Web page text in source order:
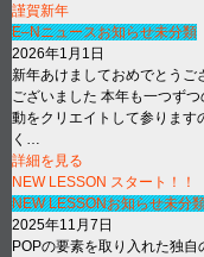
謹賀新年
E–Nニュースお知らせ未分類
2026年1月1日
新年あけましておめでとう
ございました 本年も一つず
動をクリエイトして参りま
く…
詳細を見る
NEW LESSON スタート！！
NEW LESSONお知らせ未分
2025年11月7日
POPの要素を取り入れた独